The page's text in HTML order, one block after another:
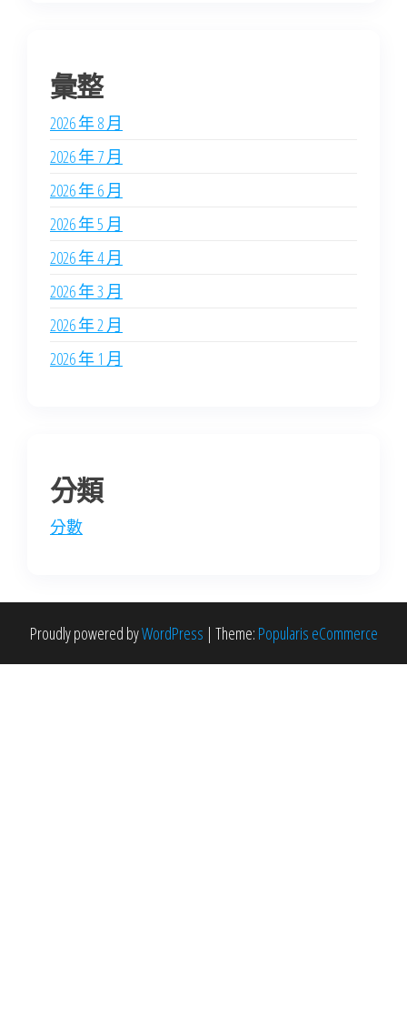
彙整
2026 年 8 月
2026 年 7 月
2026 年 6 月
2026 年 5 月
2026 年 4 月
2026 年 3 月
2026 年 2 月
2026 年 1 月
分類
分數
Proudly powered byWordPress | Theme: Popularis eCommerce